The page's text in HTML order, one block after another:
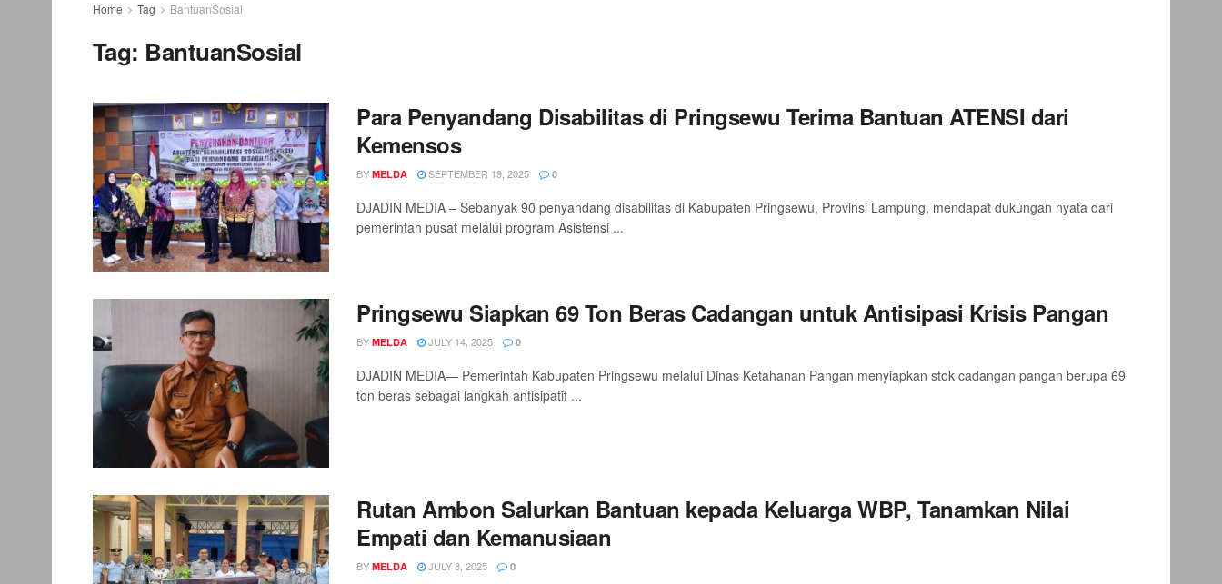
Home Tag BantuanSosial
Tag: BantuanSosial
Para Penyandang Disabilitas di Pringsewu Terima Bantuan ATENSI dari
Kemensos
BY MELDA SEPTEMBER 19, 2025 0
DJADIN MEDIA – Sebanyak 90 penyandang disabilitas di Kabupaten Pringsewu, Provinsi Lampung, mendapat dukungan nyata dari
pemerintah pusat melalui program Asistensi ...
Pringsewu Siapkan 69 Ton Beras Cadangan untuk Antisipasi Krisis Pangan
BY MELDA JULY 14, 2025 0
DJADIN MEDIA— Pemerintah Kabupaten Pringsewu melalui Dinas Ketahanan Pangan menyiapkan stok cadangan pangan berupa 69
ton beras sebagai langkah antisipatif ...
Rutan Ambon Salurkan Bantuan kepada Keluarga WBP, Tanamkan Nilai
Empati dan Kemanusiaan
BY MELDA JULY 8, 2025 0